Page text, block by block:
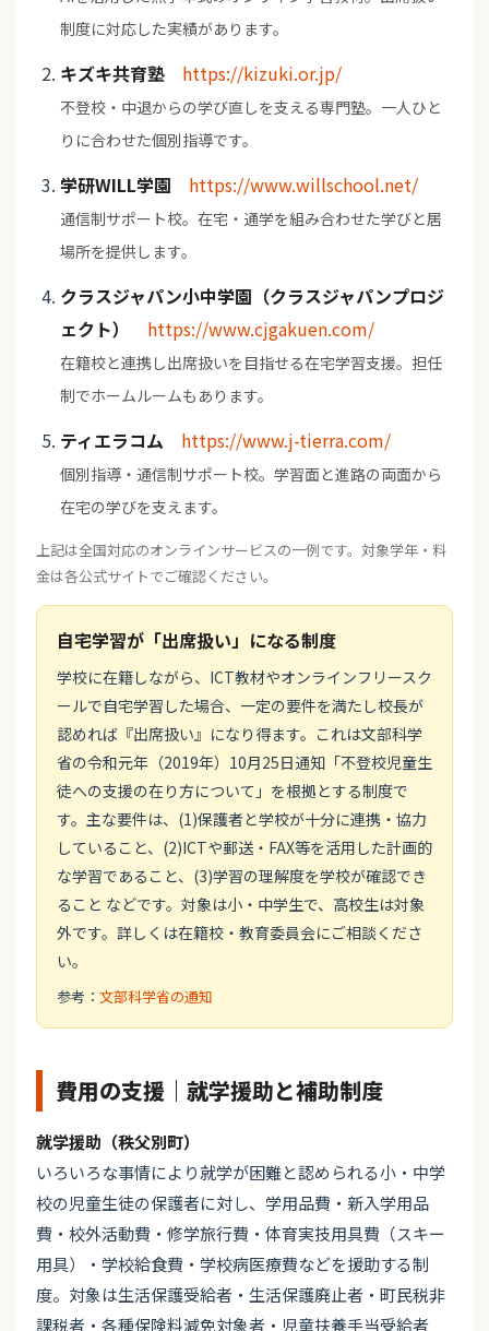
制度に対応した実績があります。
キズキ共育塾 https://kizuki.or.jp/
不登校・中退からの学び直しを支える専門塾。一人ひと
りに合わせた個別指導です。
学研WILL学園 https://www.willschool.net/
通信制サポート校。在宅・通学を組み合わせた学びと居
場所を提供します。
クラスジャパン小中学園（クラスジャパンプロジ
ェクト）
https://www.cjgakuen.com/
在籍校と連携し出席扱いを目指せる在宅学習支援。担任
制でホームルームもあります。
ティエラコム https://www.j-tierra.com/
個別指導・通信制サポート校。学習面と進路の両面から
在宅の学びを支えます。
上記は全国対応のオンラインサービスの一例です。対象学年・料
金は各公式サイトでご確認ください。
自宅学習が「出席扱い」になる制度
学校に在籍しながら、ICT教材やオンラインフリースク
ールで自宅学習した場合、一定の要件を満たし校長が
認めれば『出席扱い』になり得ます。これは文部科学
省の令和元年（2019年）10月25日通知「不登校児童生
徒への支援の在り方について」を根拠とする制度で
す。主な要件は、(1)保護者と学校が十分に連携・協力
していること、(2)ICTや郵送・FAX等を活用した計画的
な学習であること、(3)学習の理解度を学校が確認でき
ること などです。対象は小・中学生で、高校生は対象
外です。詳しくは在籍校・教育委員会にご相談くださ
い。
参考： 文部科学省の通知
費用の支援｜就学援助と補助制度
就学援助（秩父別町）
いろいろな事情により就学が困難と認められる小・中学
校の児童生徒の保護者に対し、学用品費・新入学用品
費・校外活動費・修学旅行費・体育実技用具費（スキー
用具）・学校給食費・学校病医療費などを援助する制
度。対象は生活保護受給者・生活保護廃止者・町民税非
課税者・各種保険料減免対象者・児童扶養手当受給者